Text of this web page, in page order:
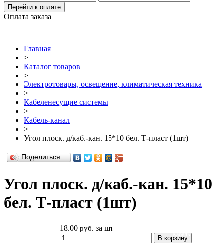
Перейти к оплате
Оплата заказа
Главная
>
Каталог товаров
>
Электротовары, освещение, климатическая техника
>
Кабеленесущие системы
>
Кабель-канал
>
Угол плоск. д/каб.-кан. 15*10 бел. Т-пласт (1шт)
Поделиться…
Угол плоск. д/каб.-кан. 15*10
бел. Т-пласт (1шт)
18.00 руб. за шт
Кабель-канал
В корзину